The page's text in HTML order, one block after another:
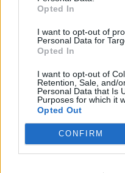
Opted In
I want to opt-out of
Personal Data for
Opted In
I want to opt-out of
Retention, Sale, and/
Personal Data that Is
Purposes for which it
Opted Out
CONFIRM